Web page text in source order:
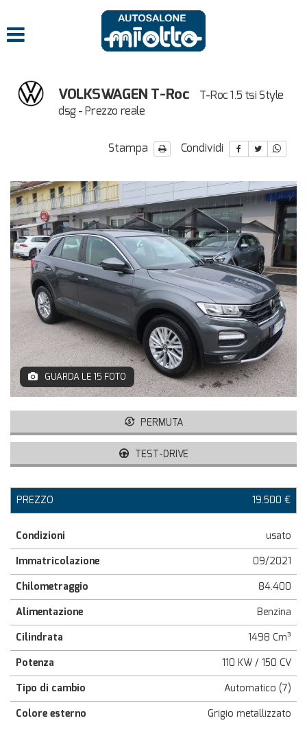
VOLKSWAGEN T-Roc
T-Roc 1.5 tsi Style
dsg - Prezzo reale
Stampa Condividi
GUARDA LE 15 FOTO
PERMUTA
TEST-DRIVE
PREZZO 19.500 €
Condizioni
usato
Immatricolazione
09/2021
Chilometraggio
84.400
Alimentazione
Benzina
Cilindrata
1498 Cm³
Potenza
110 KW / 150 CV
Tipo di cambio
Automatico (7)
Colore esterno
Grigio metallizzato